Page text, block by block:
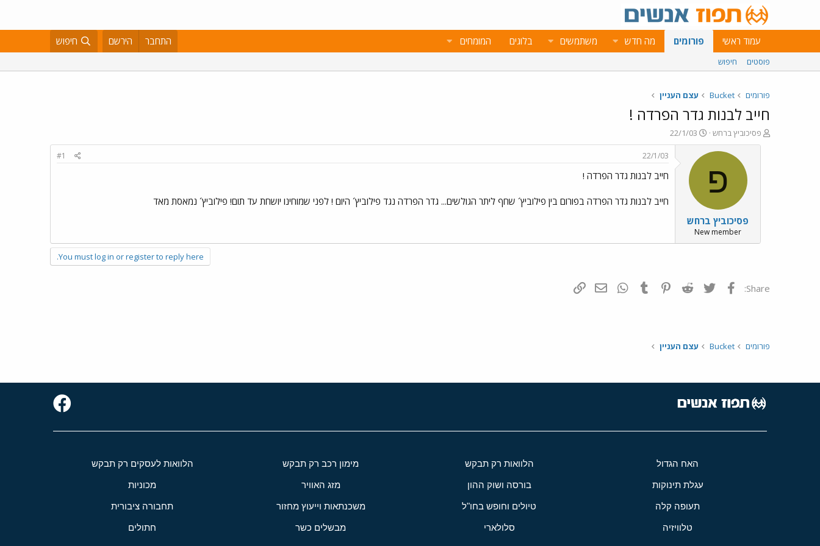
עמוד ראשי פורומים מה חדש משתמשים בלוגים המומחים התחבר הירשם חיפוש
פוסטים חיפוש
פורומים Bucket עצם העניין
חייב לבנות גדר הפרדה !
פ
ו
פסיכוביץ ברחש
פ
ו
ס
ת
ר
י
ך
22/1/03
פ
פסיכוביץ ברחש
New member
22/1/03
#1
חייב לבנות גדר הפרדה !
חייב לבנות גדר הפרדה בפורום בין פילוביץ´ שחף ליתר הגולשים... גדר הפרדה נגד פילוביץ´ היום ! לפני שמוחינו יושחת עד תום! פילוביץ´ נמאסת מאד
You must log in or register to reply here.
Share: פייסבוק Twitter
Reddit
Pinterest
Tumblr
WhatsAppדואר אלקטרוני
פורומים Bucket עצם העניין
האח הגדול הלוואות רק תבקש מימון רכב רק תבקש הלוואות לעסקים רק תבקש
עגלת תינוקות בורסה ושוק ההון מזג האוויר מכוניות
תעופה קלה טיולים וחופש בחו"ל משכנתאות וייעוץ מחזור תחבורה ציבורית
טלוויזיה סלולארי מבשלים כשר חתולים